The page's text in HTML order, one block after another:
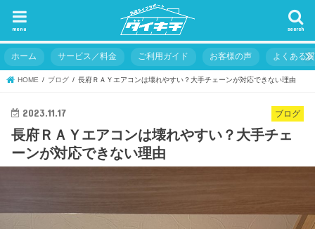
search
menu
ホーム サービス／料金 ご利用ガイド お客様の声 よくある
HOME ブログ 長府ＲＡＹエアコンは壊れやすい？大手チェーンが対応できない理由
ブログ
2023.11.17
長府ＲＡＹエアコンは壊れやすい？大手チェ
ーンが対応できない理由